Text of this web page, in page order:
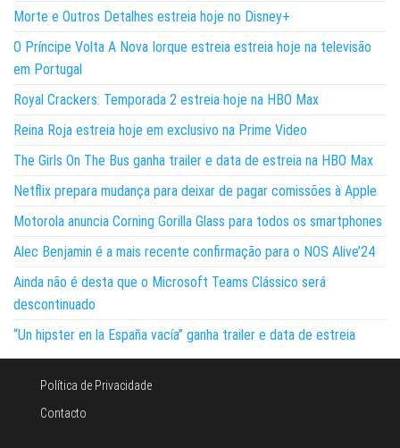
Morte e Outros Detalhes estreia hoje no Disney+
O Príncipe Volta A Nova Iorque estreia estreia hoje na televisão
em Portugal
Royal Crackers: Temporada 2 estreia hoje na HBO Max
Reina Roja estreia hoje em exclusivo na Prime Video
The Girls On The Bus ganha trailer e data de estreia na HBO Max
Netflix prepara mudança para deixar de pagar comissões à Apple
Motorola anuncia Corning Gorilla Glass para todos os smartphones
Alec Benjamin é a mais recente confirmação para o NOS Alive’24
Ainda não é desta que o Microsoft Teams Clássico será
descontinuado
“Un hipster en la España vacía” ganha trailer e data de estreia
Política de Privacidade
Contacto